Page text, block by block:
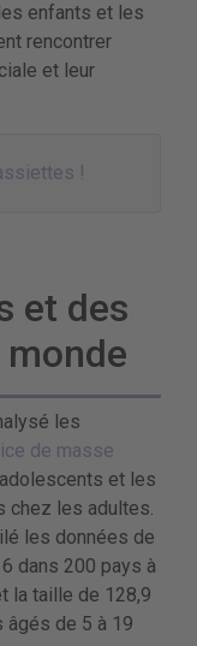
enfants et les
rencontrer
et leur
!
et des
les
de masse
et les
chez les adultes.
les données de
dans 200 pays à
la taille de 128,9
âgés de 5 à 19